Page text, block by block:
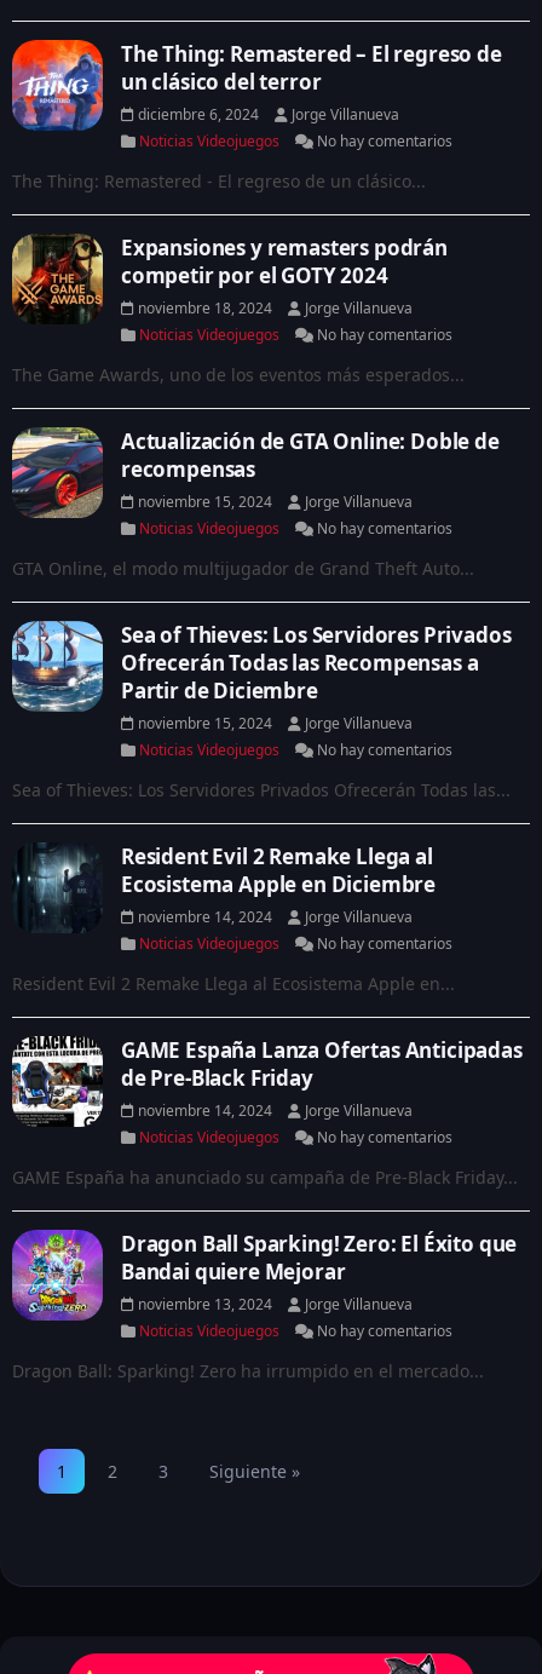
The Thing: Remastered – El regreso de
un clásico del terror
diciembre 6, 2024
Jorge Villanueva
Noticias Videojuegos
No hay comentarios
The Thing: Remastered - El regreso de un clásico...
Expansiones y remasters podrán
competir por el GOTY 2024
noviembre 18, 2024
Jorge Villanueva
Noticias Videojuegos
No hay comentarios
The Game Awards, uno de los eventos más esperados...
Actualización de GTA Online: Doble de
recompensas
noviembre 15, 2024
Jorge Villanueva
Noticias Videojuegos
No hay comentarios
GTA Online, el modo multijugador de Grand Theft Auto...
Sea of Thieves: Los Servidores Privados
Ofrecerán Todas las Recompensas a
Partir de Diciembre
noviembre 15, 2024
Jorge Villanueva
Noticias Videojuegos
No hay comentarios
Sea of Thieves: Los Servidores Privados Ofrecerán Todas las...
Resident Evil 2 Remake Llega al
Ecosistema Apple en Diciembre
noviembre 14, 2024
Jorge Villanueva
Noticias Videojuegos
No hay comentarios
Resident Evil 2 Remake Llega al Ecosistema Apple en...
GAME España Lanza Ofertas Anticipadas
de Pre-Black Friday
noviembre 14, 2024
Jorge Villanueva
Noticias Videojuegos
No hay comentarios
GAME España ha anunciado su campaña de Pre-Black Friday...
Dragon Ball Sparking! Zero: El Éxito que
Bandai quiere Mejorar
noviembre 13, 2024
Jorge Villanueva
Noticias Videojuegos
No hay comentarios
Dragon Ball: Sparking! Zero ha irrumpido en el mercado...
1 2 3 Siguiente »